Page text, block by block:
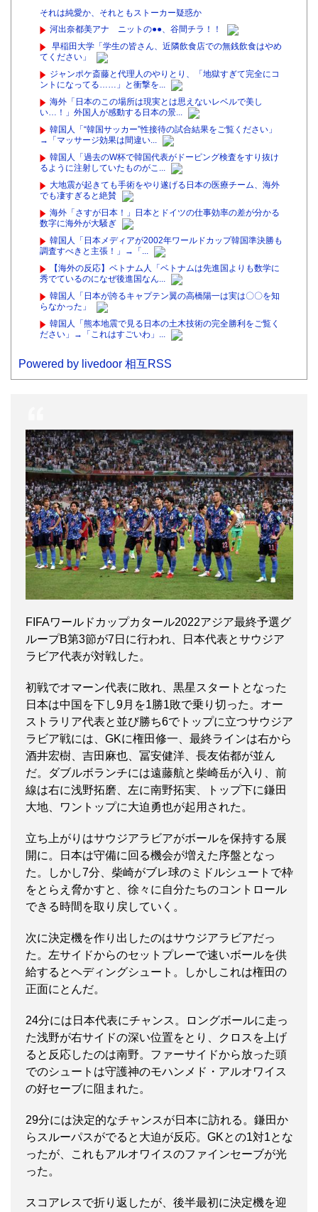
それは純愛か、それともストーカー疑惑か
河出奈都美アナ ニットの●●、谷間チラ！！
早稲田大学「学生の皆さん、近隣飲食店での無銭飲食はやめ
てください」
ジャンポケ斎藤と代理人のやりとり、「地獄すぎて完全にコ
ントになってる……」と衝撃を...
海外「日本のこの場所は現実とは思えないレベルで美し
い…！」外国人が感動する日本の景...
韓国人「“韓国サッカー”性接待の試合結果をご覧ください」
→「マッサージ効果は間違い...
韓国人「過去のW杯で韓国代表がドーピング検査をすり抜け
るように注射していたものがこ...
大地震が起きても手術をやり遂げる日本の医療チーム、海外
でも凄すぎると絶賛
海外「さすが日本！」日本とドイツの仕事効率の差が分かる
数字に海外が大騒ぎ
韓国人「日本メディアが2002年ワールドカップ韓国準決勝も
調査すべきと主張！」→「...
【海外の反応】ベトナム人「ベトナムは先進国よりも数学に
秀でているのになぜ後進国なん...
韓国人「日本が誇るキャプテン翼の高橋陽一は実は〇〇を知
らなかった」
韓国人「熊本地震で見る日本の土木技術の完全勝利をご覧く
ださい」→「これはすごいわ」...
Powered by livedoor 相互RSS
FIFAワールドカップカタール2022アジア最終予選グ
ループB第3節が7日に行われ、日本代表とサウジア
ラビア代表が対戦した。
初戦でオマーン代表に敗れ、黒星スタートとなった
日本は中国を下し9月を1勝1敗で乗り切った。オー
ストラリア代表と並び勝ち6でトップに立つサウジア
ラビア戦には、GKに権田修一、最終ラインは右から
酒井宏樹、吉田麻也、冨安健洋、長友佑都が並ん
だ。ダブルボランチには遠藤航と柴崎岳が入り、前
線は右に浅野拓磨、左に南野拓実、トップ下に鎌田
大地、ワントップに大迫勇也が起用された。
立ち上がりはサウジアラビアがボールを保持する展
開に。日本は守備に回る機会が増えた序盤となっ
た。しかし7分、柴崎がブレ球のミドルシュートで枠
をとらえ脅かすと、徐々に自分たちのコントロール
できる時間を取り戻していく。
次に決定機を作り出したのはサウジアラビアだっ
た。左サイドからのセットプレーで速いボールを供
給するとヘディングシュート。しかしこれは権田の
正面にとんだ。
24分には日本代表にチャンス。ロングボールに走っ
た浅野が右サイドの深い位置をとり、クロスを上げ
ると反応したのは南野。ファーサイドから放った頭
でのシュートは守護神のモハンメド・アルオワイス
の好セーブに阻まれた。
29分には決定的なチャンスが日本に訪れる。鎌田か
らスルーパスがでると大迫が反応。GKとの1対1とな
ったが、これもアルオワイスのファインセーブが光
った。
スコアレスで折り返したが、後半最初に決定機を迎